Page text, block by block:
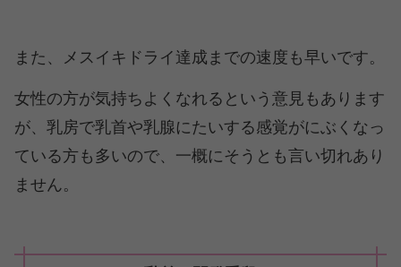
また、メスイキドライ達成までの速度も早いです。
女性の方が気持ちよくなれるという意見もあります
が、乳房で乳首や乳腺にたいする感覚がにぶくなっ
ている方も多いので、一概にそうとも言い切れあり
ません。